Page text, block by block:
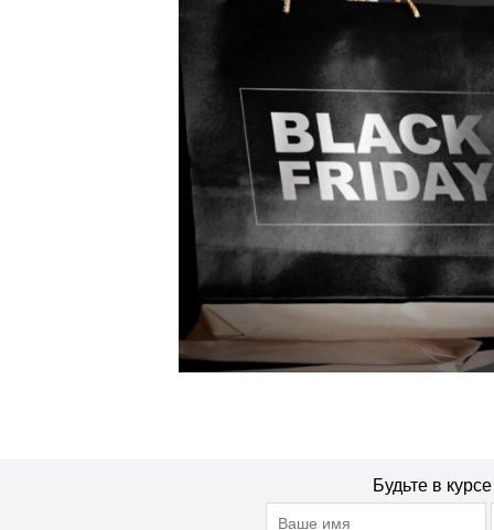
Будьте в